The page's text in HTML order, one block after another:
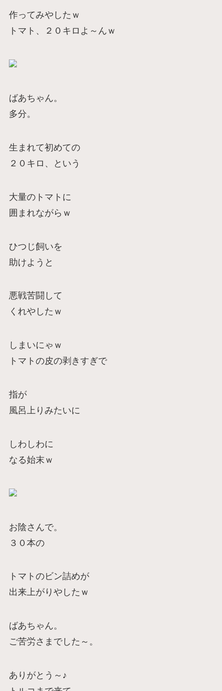
作ってみやしたｗ
トマト、２０キロよ～んｗ
ばあちゃん。
多分。
生まれて初めての
２０キロ、という
大量のトマトに
囲まれながらｗ
ひつじ飼いを
助けようと
悪戦苦闘して
くれやしたｗ
しまいにゃｗ
トマトの皮の剥きすぎで
指が
風呂上りみたいに
しわしわに
なる始末ｗ
お陰さんで。
３０本の
トマトのビン詰めが
出来上がりやしたｗ
ばあちゃん。
ご苦労さまでした～。
ありがとう～♪